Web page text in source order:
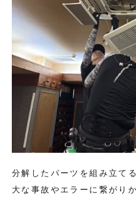
分解したパーツを組み立て
大な事故やエラーに繋がり